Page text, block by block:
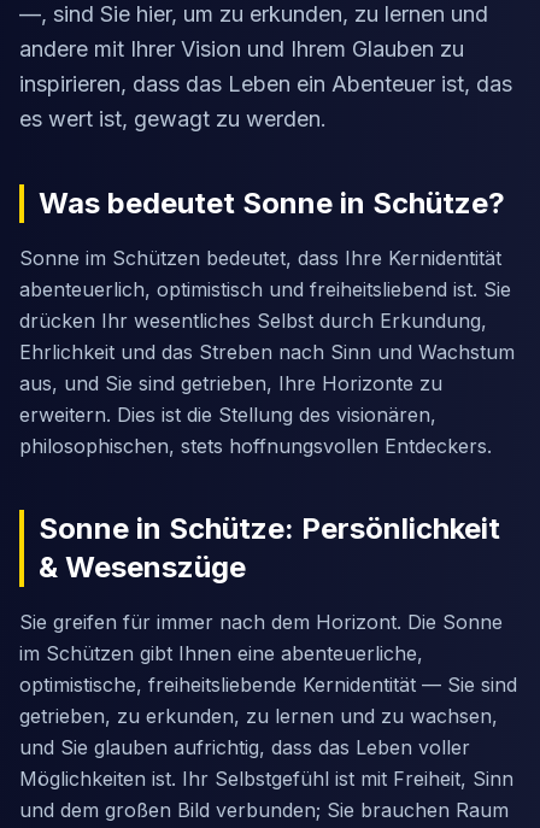
—, sind Sie hier, um zu erkunden, zu lernen und
andere mit Ihrer Vision und Ihrem Glauben zu
inspirieren, dass das Leben ein Abenteuer ist, das
es wert ist, gewagt zu werden.
Was bedeutet Sonne in Schütze?
Sonne im Schützen bedeutet, dass Ihre Kernidentität
abenteuerlich, optimistisch und freiheitsliebend ist. Sie
drücken Ihr wesentliches Selbst durch Erkundung,
Ehrlichkeit und das Streben nach Sinn und Wachstum
aus, und Sie sind getrieben, Ihre Horizonte zu
erweitern. Dies ist die Stellung des visionären,
philosophischen, stets hoffnungsvollen Entdeckers.
Sonne in Schütze: Persönlichkeit
& Wesenszüge
Sie greifen für immer nach dem Horizont. Die Sonne
im Schützen gibt Ihnen eine abenteuerliche,
optimistische, freiheitsliebende Kernidentität — Sie sind
getrieben, zu erkunden, zu lernen und zu wachsen,
und Sie glauben aufrichtig, dass das Leben voller
Möglichkeiten ist. Ihr Selbstgefühl ist mit Freiheit, Sinn
und dem großen Bild verbunden; Sie brauchen Raum